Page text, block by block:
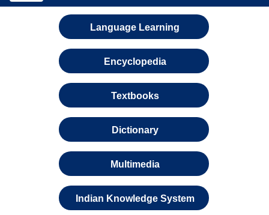
Language Learning
Encyclopedia
Textbooks
Dictionary
Multimedia
Indian Knowledge System